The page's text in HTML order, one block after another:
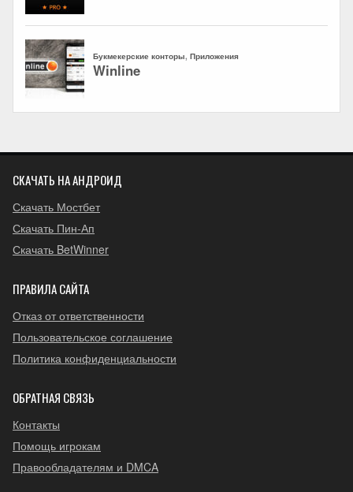
СКАЧАТЬ НА АНДРОИД
Скачать Мостбет
Скачать Пин-Ап
Скачать BetWinner
ПРАВИЛА САЙТА
Отказ от ответственности
Пользовательское соглашение
Политика конфиденциальности
ОБРАТНАЯ СВЯЗЬ
Контакты
Помощь игрокам
Правообладателям и DMCA